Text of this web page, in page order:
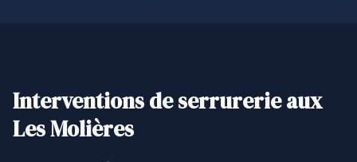
Interventions de serrurerie aux
Les Molières